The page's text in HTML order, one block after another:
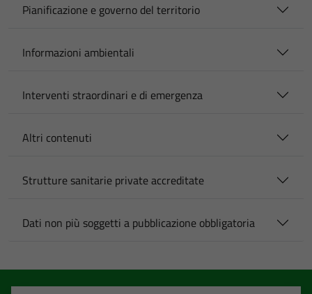
Pianificazione e governo del territorio
Informazioni ambientali
Interventi straordinari e di emergenza
Altri contenuti
Strutture sanitarie private accreditate
Dati non più soggetti a pubblicazione obbligatoria